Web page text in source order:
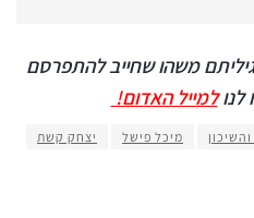
משהו שחייב להתפרסם
לנולמייל האדום!
מיכל פישל
יצחק קשת